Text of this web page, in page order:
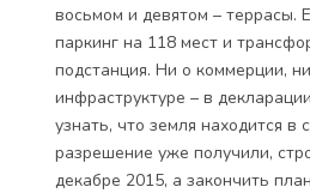
восьмом и девятом – террасы.
паркинг на 118 мест и
подстанция. Ни о коммерции,
инфраструктуре – в
узнать, что земля находится в
разрешение уже получили,
декабре 2015, а закончить